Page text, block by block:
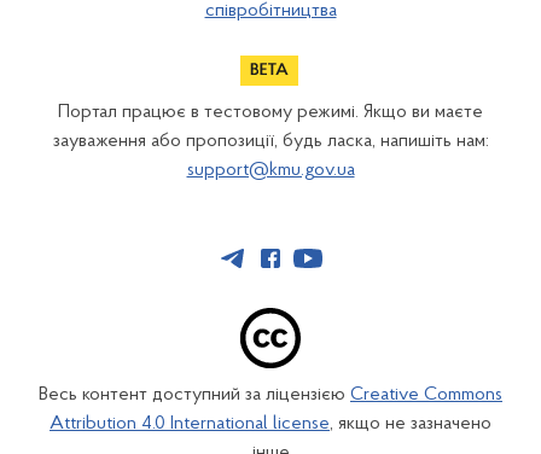
співробітництва
Портал працює в тестовому режимі. Якщо ви маєте
зауваження або пропозиції, будь ласка, напишіть нам:
support@kmu.gov.ua
Весь контент доступний за ліцензією Creative Commons
Attribution 4.0 International license, якщо не зазначено